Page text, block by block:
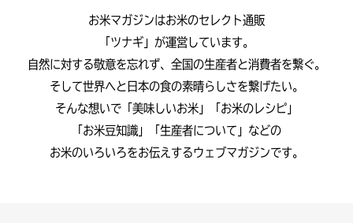
お米マガジンはお米のセレクト通販
「ツナギ」が運営しています。
自然に対する敬意を忘れず、全国の生産者と消費者を繋ぐ。
そして世界へと日本の食の素晴らしさを繋げたい。
そんな想いで「美味しいお米」「お米のレシピ」
「お米豆知識」「生産者について」などの
お米のいろいろをお伝えするウェブマガジンです。